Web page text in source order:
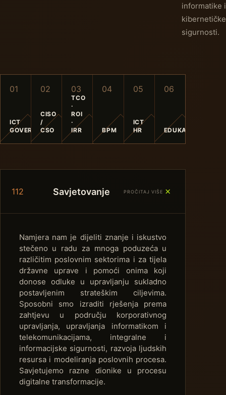
informatike i
kibernetičke
sigurnosti.
01
ICT
GOVERNANCE
02
CISO
/
CSO
03
TCO
·
ROI
·
IRR
04
BPM
05
ICT
HR
06
EDUKACIJA
112 Savjetovanje PROČITAJ VIŠE＋
Namjera nam je dijeliti znanje i iskustvo
stečeno u radu za mnoga poduzeća u
različitim poslovnim sektorima i za tijela
državne uprave i pomoći onima koji
donose odluke u upravljanju sukladno
postavljenim strateškim ciljevima.
Sposobni smo izraditi rješenja prema
zahtjevu u području korporativnog
upravljanja, upravljanja informatikom i
telekomunikacijama, integralne i
informacijske sigurnosti, razvoja ljudskih
resursa i modeliranja poslovnih procesa.
Savjetujemo razne dionike u procesu
digitalne transformacije.